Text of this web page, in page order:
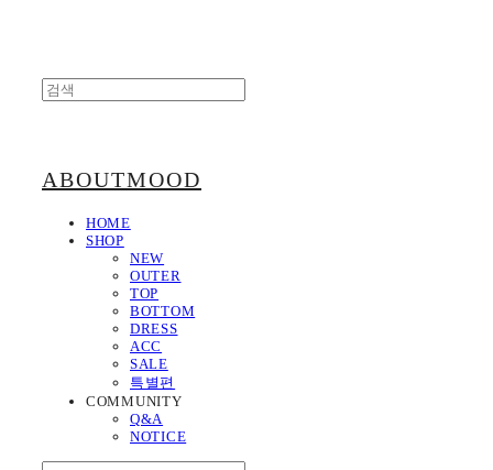
ABOUTMOOD
HOME
SHOP
NEW
OUTER
TOP
BOTTOM
DRESS
ACC
SALE
특별편
COMMUNITY
Q&A
NOTICE